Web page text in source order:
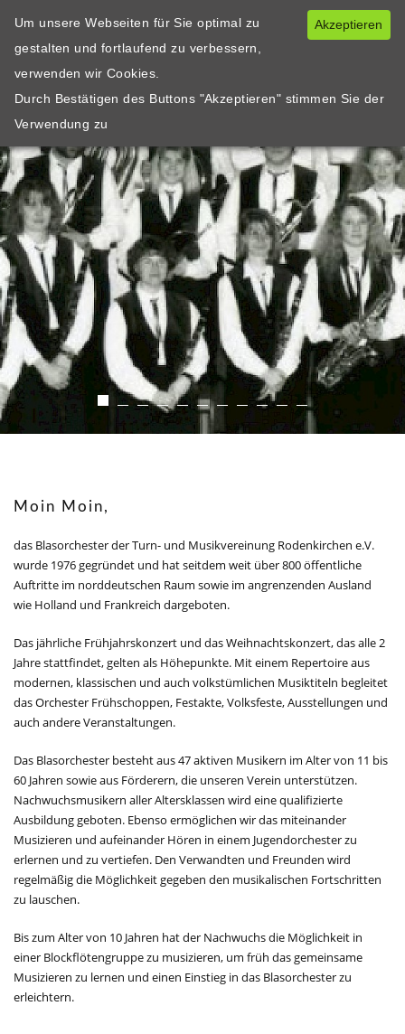
Moin Moin,
das Blasorchester der Turn- und Musikvereinung Rodenkirchen e.V.
wurde 1976 gegründet und hat seitdem weit über 800 öffentliche
Auftritte im norddeutschen Raum sowie im angrenzenden Ausland
wie Holland und Frankreich dargeboten.
Das jährliche Frühjahrskonzert und das Weihnachtskonzert, das alle 2
Jahre stattfindet, gelten als Höhepunkte. Mit einem Repertoire aus
modernen, klassischen und auch volkstümlichen Musiktiteln begleitet
das Orchester Frühschoppen, Festakte, Volksfeste, Ausstellungen und
auch andere Veranstaltungen.
Das Blasorchester besteht aus 47 aktiven Musikern im Alter von 11 bis
60 Jahren sowie aus Förderern, die unseren Verein unterstützen.
Nachwuchsmusikern aller Altersklassen wird eine qualifizierte
Ausbildung geboten. Ebenso ermöglichen wir das miteinander
Musizieren und aufeinander Hören in einem Jugendorchester zu
erlernen und zu vertiefen. Den Verwandten und Freunden wird
regelmäßig die Möglichkeit gegeben den musikalischen Fortschritten
zu lauschen.
Bis zum Alter von 10 Jahren hat der Nachwuchs die Möglichkeit in
einer Blockflötengruppe zu musizieren, um früh das gemeinsame
Musizieren zu lernen und einen Einstieg in das Blasorchester zu
erleichtern.
Akzeptieren
Um unsere Webseiten für Sie optimal zu
gestalten und fortlaufend zu verbessern,
verwenden wir Cookies.
Durch Bestätigen des Buttons "Akzeptieren" stimmen Sie der
Verwendung zu